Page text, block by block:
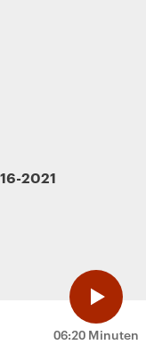
06:20 Minuten
2021